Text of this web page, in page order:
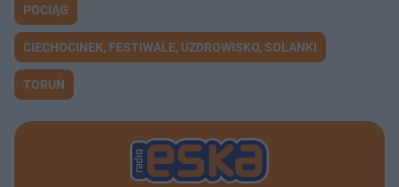
POCIĄG
CIECHOCINEK, FESTIWALE, UZDROWISKO, SOLANKI
TORUŃ